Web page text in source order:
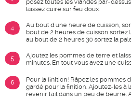
posez toutes les viandes par-
laissez cuire sur feu doux.
4
Au bout d'une heure de cuisson,
bout de 2 heures de cuisson sortez
au bout de 2 heures 30 sortez la
5
Ajoutez les pommes de terre et
minutes. En tout vous avez une
6
Pour la finition! Râpez les pommes
gardé pour la finition. Ajoutez-les à
revenir l'ail dans un peu de beurre.